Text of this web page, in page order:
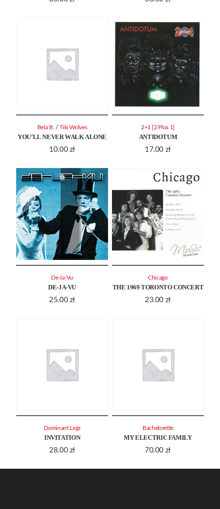
YOU’LL NEVER WALK ALONE
10.00 zł
Bela B. /Tiki Wolves
ANTIDOTUM
17.00 zł
2+1 [2 Plus 1]
DE-JA-VU
25.00 zł
De-Ja-Vu
THE 1969 TORONTO CONCERT
23.00 zł
Chicago
INVITATION
28.00 zł
Dominant Legs
MY ELECTRIC FAMILY
70.00 zł
Bachelorette